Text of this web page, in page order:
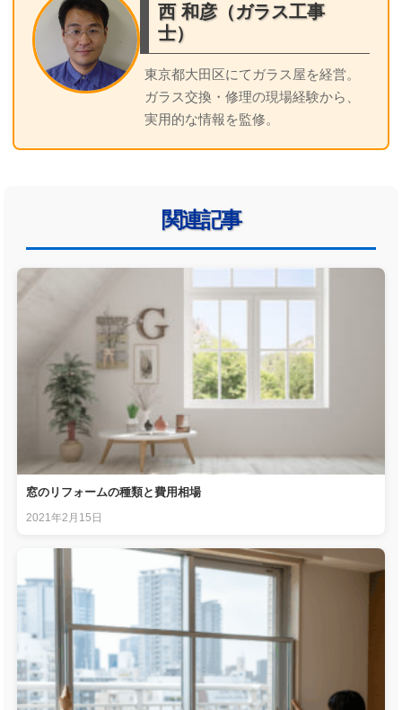
西 和彦（ガラス工事
士）
東京都大田区にてガラス屋を経営。
ガラス交換・修理の現場経験から、
実用的な情報を監修。
関連記事
窓のリフォームの種類と費用相場
2021年2月15日